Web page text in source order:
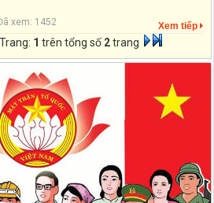
xem: 1452 Xem tiếp
1 trên tổng số 2trang
đức, phương pháp, phong cách Hồ
triển mới"
ngày 02/06/2026 của Bộ Chính trị Quy
02/6/2026 của Bộ Chính trị về quản lý
trị
BTT ngày 30/04/2026 của Uỷ ban
Quyết định về việc hỗ trợ khắc phục thiệt
hạ tầng (đợt 1)
BVĐ ngày 26/04/2026 của Uỷ ban
Quyết định về việc chi kinh phí phục vụ
thăm, tặng quà gia đình chính sách,
30/4 - 1/5 năm 2026